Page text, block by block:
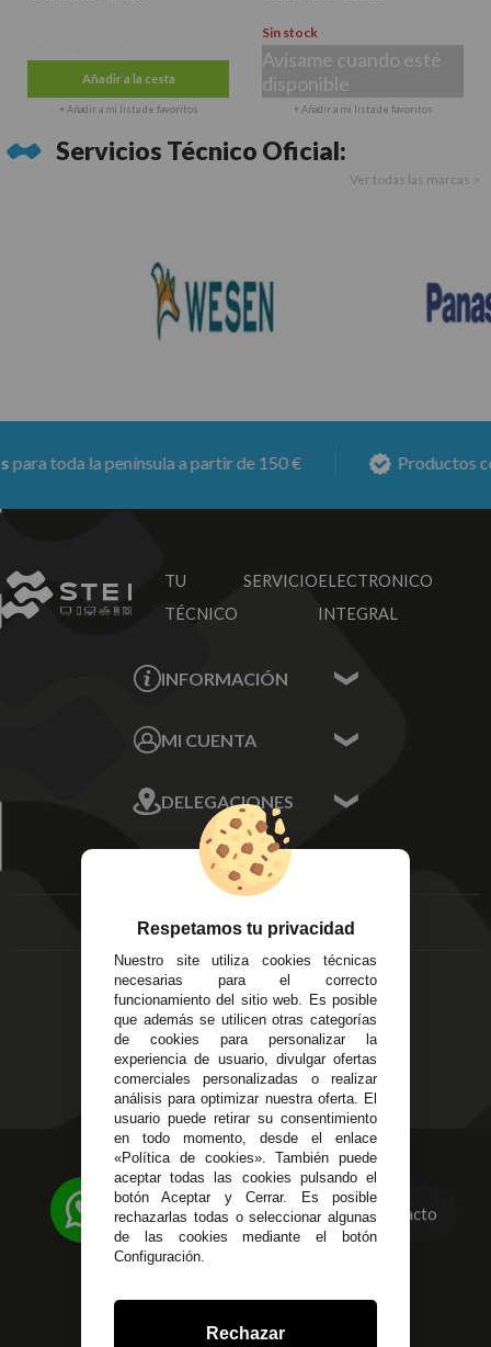
Añadir a la cesta
+ Añadir a mi lista de favoritos
Sin stock
Avísame cuando esté
disponible
+ Añadir a mi lista de favoritos
Servicios Técnico Oficial:
Ver todas las marcas >
toda la península a partir de 150 € Productos con
TU SERVICIO
TÉCNICO
ELECTRONICO
INTEGRAL
INFORMACIÓN
Sobre nosotros
MI CUENTA
Mis Direcciones
Mis Pedidos
Mis favoritos
FAQ's
DELEGACIONES
Écija - Sevilla
Av. Plaza de Toros.
Local 3
C/ Ingeniero Iribarren,
14
Alzira - Valencia
C/ Esplugues, 135
EMPRESA
Entregas y
Devoluciones
Política de Privacidad
Pago Seguro
Terminos y
Condiciones Generales
Políticas de Cookies
623 23 31 98
Atendemos Whatsapp
955 44 45 43/955 44 45 44
Avenida Plaza de Toros,
Contacto
Respetamos tu privacidad
Nuestro site utiliza cookies técnicas
necesarias para el correcto
funcionamiento del sitio web. Es posible
que además se utilicen otras categorías
de cookies para personalizar la
experiencia de usuario, divulgar ofertas
comerciales personalizadas o realizar
análisis para optimizar nuestra oferta. El
usuario puede retirar su consentimiento
en todo momento, desde el enlace
«Política de cookies». También puede
aceptar todas las cookies pulsando el
botón Aceptar y Cerrar. Es posible
rechazarlas todas o seleccionar algunas
de las cookies mediante el botón
Configuración.
Rechazar